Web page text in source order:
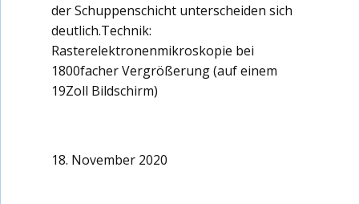
der Schuppenschicht unterscheiden sich
deutlich.Technik:
Rasterelektronenmikroskopie bei
1800facher Vergrößerung (auf einem
19Zoll Bildschirm)
18. November 2020